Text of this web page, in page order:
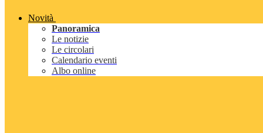
Novità
Panoramica
Le notizie
Le circolari
Calendario eventi
Albo online